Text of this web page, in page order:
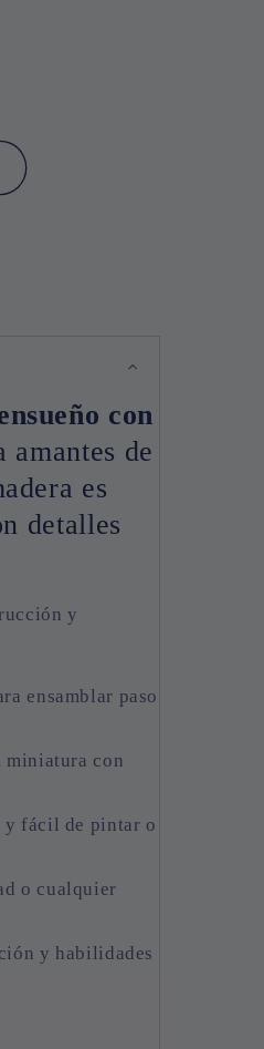
con
amantes de
es
detalles
y
ensamblar paso
miniatura con
fácil de pintar o
o cualquier
y habilidades